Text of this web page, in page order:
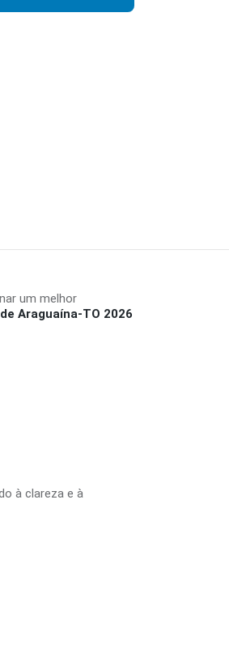
um melhor
Araguaína-TO 2026
à clareza e à